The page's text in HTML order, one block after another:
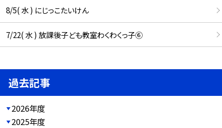
8/5( 水 ) にじっこたいけん
7/22( 水 ) 放課後子ども教室わくわくっ子⑥
過去記事
2026年度
2025年度